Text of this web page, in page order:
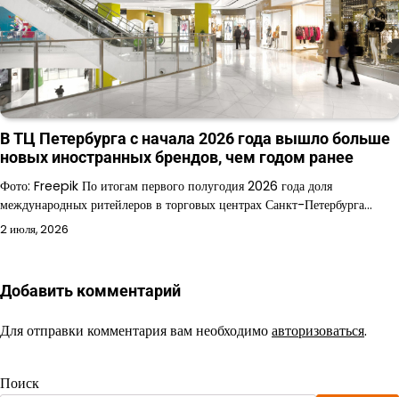
В ТЦ Петербурга с начала 2026 года вышло больше
новых иностранных брендов, чем годом ранее
Фото: Freepik По итогам первого полугодия 2026 года доля
международных ритейлеров в торговых центрах Санкт-Петербурга…
2 июля, 2026
Добавить комментарий
Для отправки комментария вам необходимоавторизоваться.
Поиск